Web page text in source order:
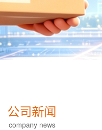
公司新闻
company news